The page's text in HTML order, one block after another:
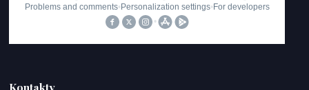
Kontakty